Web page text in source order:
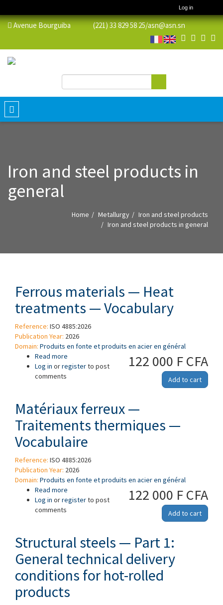
Log in
Avenue Bourguiba (221) 33 829 58 25/asn@asn.sn
Search form
Toggle
navigation
Iron and steel products in
general
Home Metallurgy
Iron and steel products
Iron and steel products in general
Ferrous materials — Heat
treatments — Vocabulary
Reference: ISO 4885:2026
Publication Year: 2026
Domain: Produits en fonte et produits en acier en général
122 000 F CFA
Add to cart
Read more about Ferrous materials — Heat treatments —
Vocabulary
Log in orregisterto post
comments
Matériaux ferreux —
Traitements thermiques —
Vocabulaire
Reference: ISO 4885:2026
Publication Year: 2026
Domain: Produits en fonte et produits en acier en général
122 000 F CFA
Add to cart
Read more about Matériaux ferreux — Traitements
thermiques — Vocabulaire
Log in orregisterto post
comments
Structural steels — Part 1:
General technical delivery
conditions for hot-rolled
products